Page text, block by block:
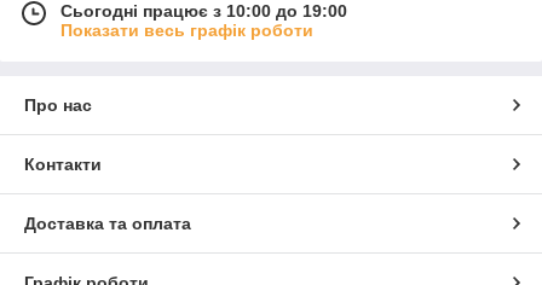
Сьогодні працює з 10:00 до 19:00
Показати весь графік роботи
Про нас
Контакти
Доставка та оплата